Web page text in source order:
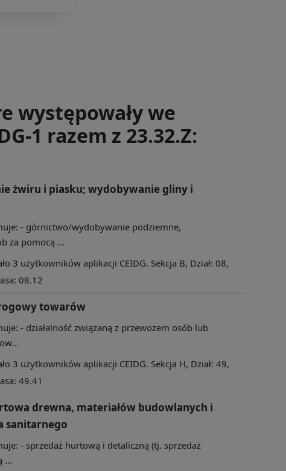
występowały we
1 razem z 23.32.Z:
żwiru i piasku; wydobywanie gliny i
- górnictwo/wydobywanie podziemne,
za pomocą ...
3 użytkowników aplikacji CEIDG. Sekcja B, Dział: 08,
08.12
towarów
- działalność związaną z przewozem osób lub
3 użytkowników aplikacji CEIDG. Sekcja H, Dział: 49,
49.41
drewna, materiałów budowlanych i
sanitarnego
- sprzedaż hurtową i detaliczną (tj. sprzedaż
...